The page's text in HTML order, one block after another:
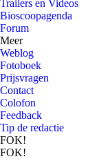
Trailers en Videos
Bioscoopagenda
Forum
Meer
Weblog
Fotoboek
Prijsvragen
Contact
Colofon
Feedback
Tip de redactie
FOK!
FOK!